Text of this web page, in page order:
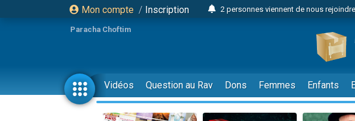
Mon compte / Inscription
2 personnes viennent de nous
3 personnes viennent de faire un
2 personnes viennent de faire un
3 personnes viennent de nous
11 personnes viennent de demander
3 personnes viennent de faire un
Paracha Choftim
Vidéos Question au Rav Dons Femmes Enfants